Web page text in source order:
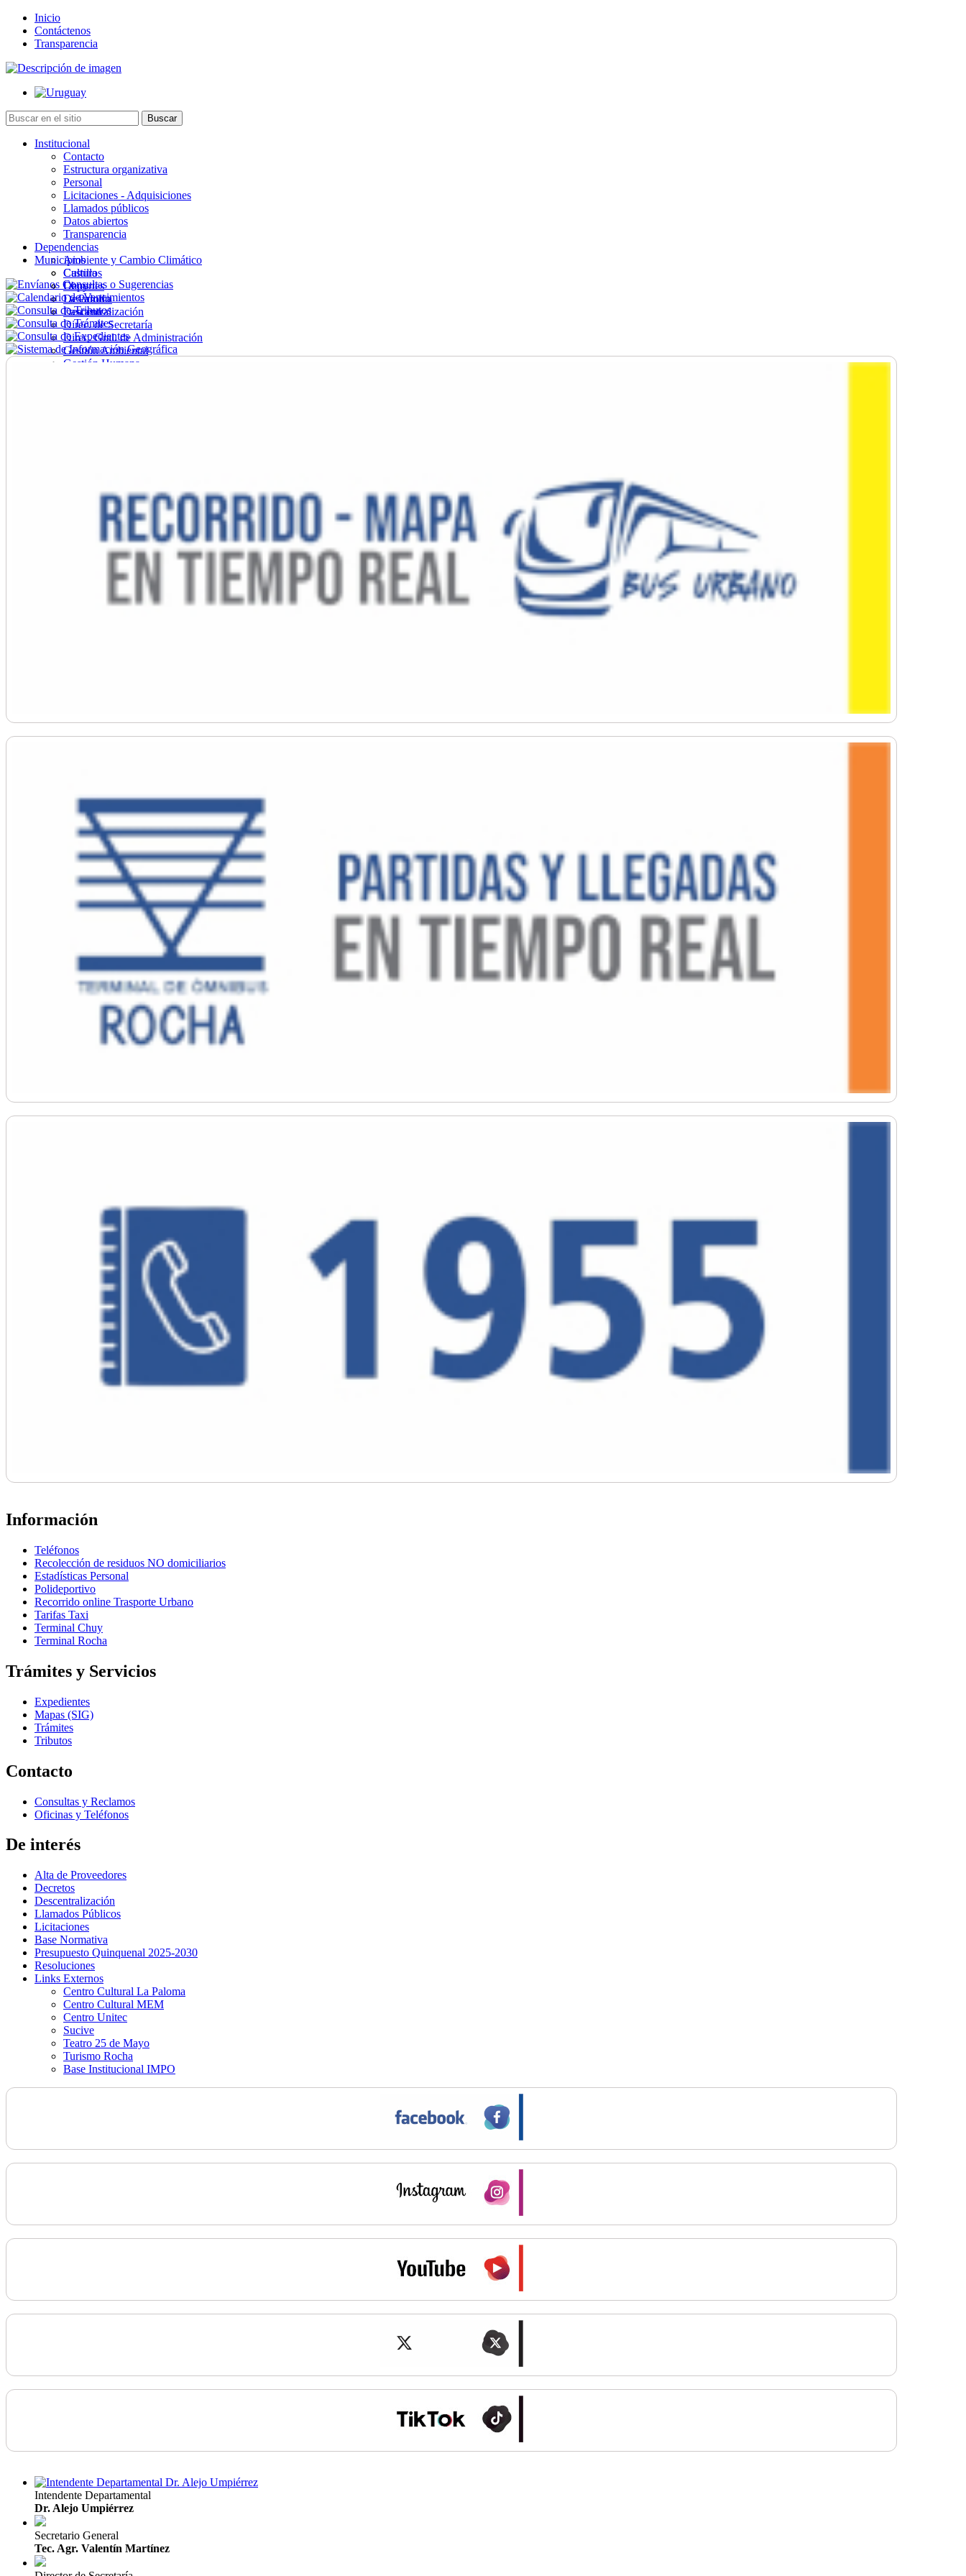
Inicio
Contáctenos
Transparencia
Institucional
Contacto
Estructura organizativa
Personal
Licitaciones - Adquisiciones
Llamados públicos
Datos abiertos
Transparencia
Dependencias
Ambiente y Cambio Climático
Cultura
Deportes
Desarrollo
Descentralización
Direc. de Secretaría
Direc. Gral. de Administración
Gestión Ambiental
Gestión Humana
Municipios
Castillos
Chuy
La Paloma
Lascano
Información
Teléfonos
Recolección de residuos NO domiciliarios
Estadísticas Personal
Polideportivo
Recorrido online Trasporte Urbano
Tarifas Taxi
Terminal Chuy
Terminal Rocha
Trámites y Servicios
Expedientes
Mapas (SIG)
Trámites
Tributos
Contacto
Consultas y Reclamos
Oficinas y Teléfonos
De interés
Alta de Proveedores
Decretos
Descentralización
Llamados Públicos
Licitaciones
Base Normativa
Presupuesto Quinquenal 2025-2030
Resoluciones
Links Externos
Centro Cultural La Paloma
Centro Cultural MEM
Centro Unitec
Sucive
Teatro 25 de Mayo
Turismo Rocha
Base Institucional IMPO
Intendente Departamental
Dr. Alejo Umpiérrez
Secretario General
Tec. Agr. Valentín Martínez